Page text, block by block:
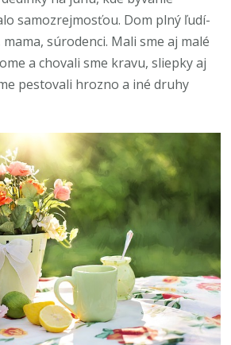
samozrejmosťou. Dom plný ľudí-
súrodenci. Mali sme aj malé
a chovali sme kravu, sliepky aj
pestovali hrozno a iné druhy